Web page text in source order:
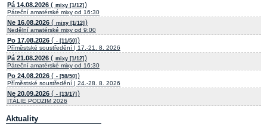
Pá 14.08.2026 ( mixy [1/12] )
Páteční amatérské mixy od 16:30
Ne 16.08.2026 ( mixy [1/12] )
Nedělní amatérské mixy od 9:00
Po 17.08.2026 ( - [11/50] )
Příměstské soustředění | 17.-21. 8. 2026
Pá 21.08.2026 ( mixy [1/12] )
Páteční amatérské mixy od 16:30
Po 24.08.2026 ( - [58/50] )
Příměstské soustředění | 24.-28. 8. 2026
Ne 20.09.2026 ( - [13/17] )
ITÁLIE PODZIM 2026
Aktuality